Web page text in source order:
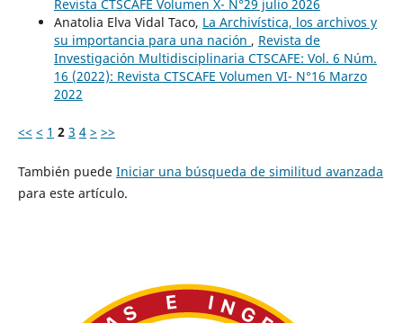
Revista CTSCAFE Volumen X- N°29 julio 2026
Anatolia Elva Vidal Taco, La Archivística, los archivos y
su importancia para una nación , Revista de
Investigación Multidisciplinaria CTSCAFE: Vol. 6 Núm.
16 (2022): Revista CTSCAFE Volumen VI- N°16 Marzo
2022
<< < 1 2 3 4 > >>
También puede Iniciar una búsqueda de similitud avanzada
para este artículo.